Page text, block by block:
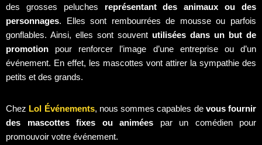
des grosses peluches représentant des animaux ou des
personnages. Elles sont rembourrées de mousse ou parfois
gonflables. Ainsi, elles sont souvent utilisées dans un but de
promotion pour renforcer l’image d’une entreprise ou d’un
événement. En effet, les mascottes vont attirer la sympathie des
petits et des grands.
Chez Lol Événements, nous sommes capables de vous fournir
des mascottes fixes ou animées par un comédien pour
promouvoir votre événement.